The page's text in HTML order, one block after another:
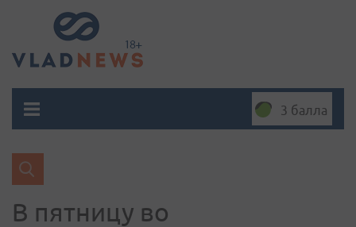
3 балла
В пятницу во